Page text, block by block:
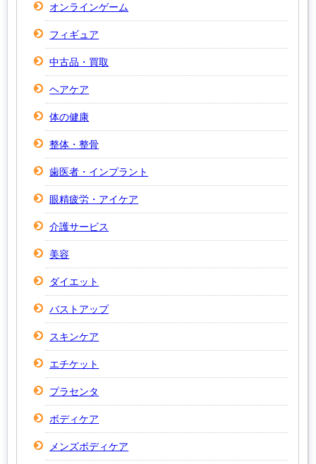
オンラインゲーム
フィギュア
中古品・買取
ヘアケア
体の健康
整体・整骨
歯医者・インプラント
眼精疲労・アイケア
介護サービス
美容
ダイエット
バストアップ
スキンケア
エチケット
プラセンタ
ボディケア
メンズボディケア